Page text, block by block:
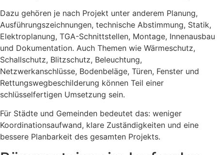
Dazu gehören je nach Projekt unter anderem Planung,
Ausführungszeichnungen, technische Abstimmung, Statik,
Elektroplanung, TGA-Schnittstellen, Montage, Innenausbau
und Dokumentation. Auch Themen wie Wärmeschutz,
Schallschutz, Blitzschutz, Beleuchtung,
Netzwerkanschlüsse, Bodenbeläge, Türen, Fenster und
Rettungswegbeschilderung können Teil einer
schlüsselfertigen Umsetzung sein.
Für Städte und Gemeinden bedeutet das: weniger
Koordinationsaufwand, klare Zuständigkeiten und eine
bessere Planbarkeit des gesamten Projekts.